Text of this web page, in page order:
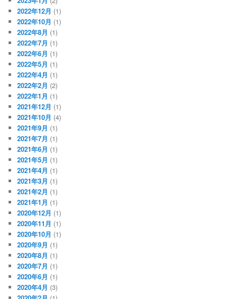
2022年12月 (1)
2022年10月 (1)
2022年8月 (1)
2022年7月 (1)
2022年6月 (1)
2022年5月 (1)
2022年4月 (1)
2022年2月 (2)
2022年1月 (1)
2021年12月 (1)
2021年10月 (4)
2021年9月 (1)
2021年7月 (1)
2021年6月 (1)
2021年5月 (1)
2021年4月 (1)
2021年3月 (1)
2021年2月 (1)
2021年1月 (1)
2020年12月 (1)
2020年11月 (1)
2020年10月 (1)
2020年9月 (1)
2020年8月 (1)
2020年7月 (1)
2020年6月 (1)
2020年4月 (3)